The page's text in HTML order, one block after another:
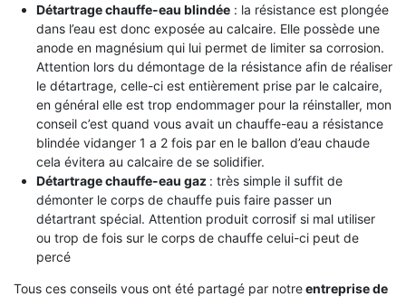
Détartrage chauffe-eau blindée: la résistance est plongée
dans l’eau est donc exposée au calcaire. Elle possède une
anode en magnésium qui lui permet de limiter sa corrosion.
Attention lors du démontage de la résistance afin de réaliser
le détartrage, celle-ci est entièrement prise par le calcaire,
en général elle est trop endommager pour la réinstaller, mon
conseil c’est quand vous avait un chauffe-eau a résistance
blindée vidanger 1 a 2 fois par en le ballon d’eau chaude
cela évitera au calcaire de se solidifier.
Détartrage chauffe-eau gaz : très simple il suffit de
démonter le corps de chauffe puis faire passer un
détartrant spécial. Attention produit corrosif si mal utiliser
ou trop de fois sur le corps de chauffe celui-ci peut de
percé
Tous ces conseils vous ont été partagé par notreentreprise de